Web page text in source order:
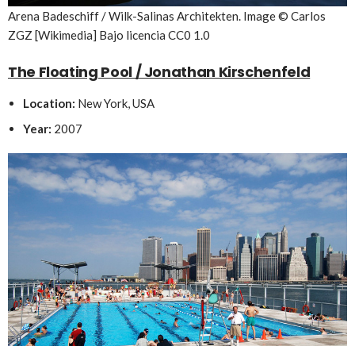
Arena Badeschiff / Wilk-Salinas Architekten. Image © Carlos
ZGZ [Wikimedia] Bajo licencia CC0 1.0
The Floating Pool / Jonathan Kirschenfeld
Location: New York, USA
Year: 2007